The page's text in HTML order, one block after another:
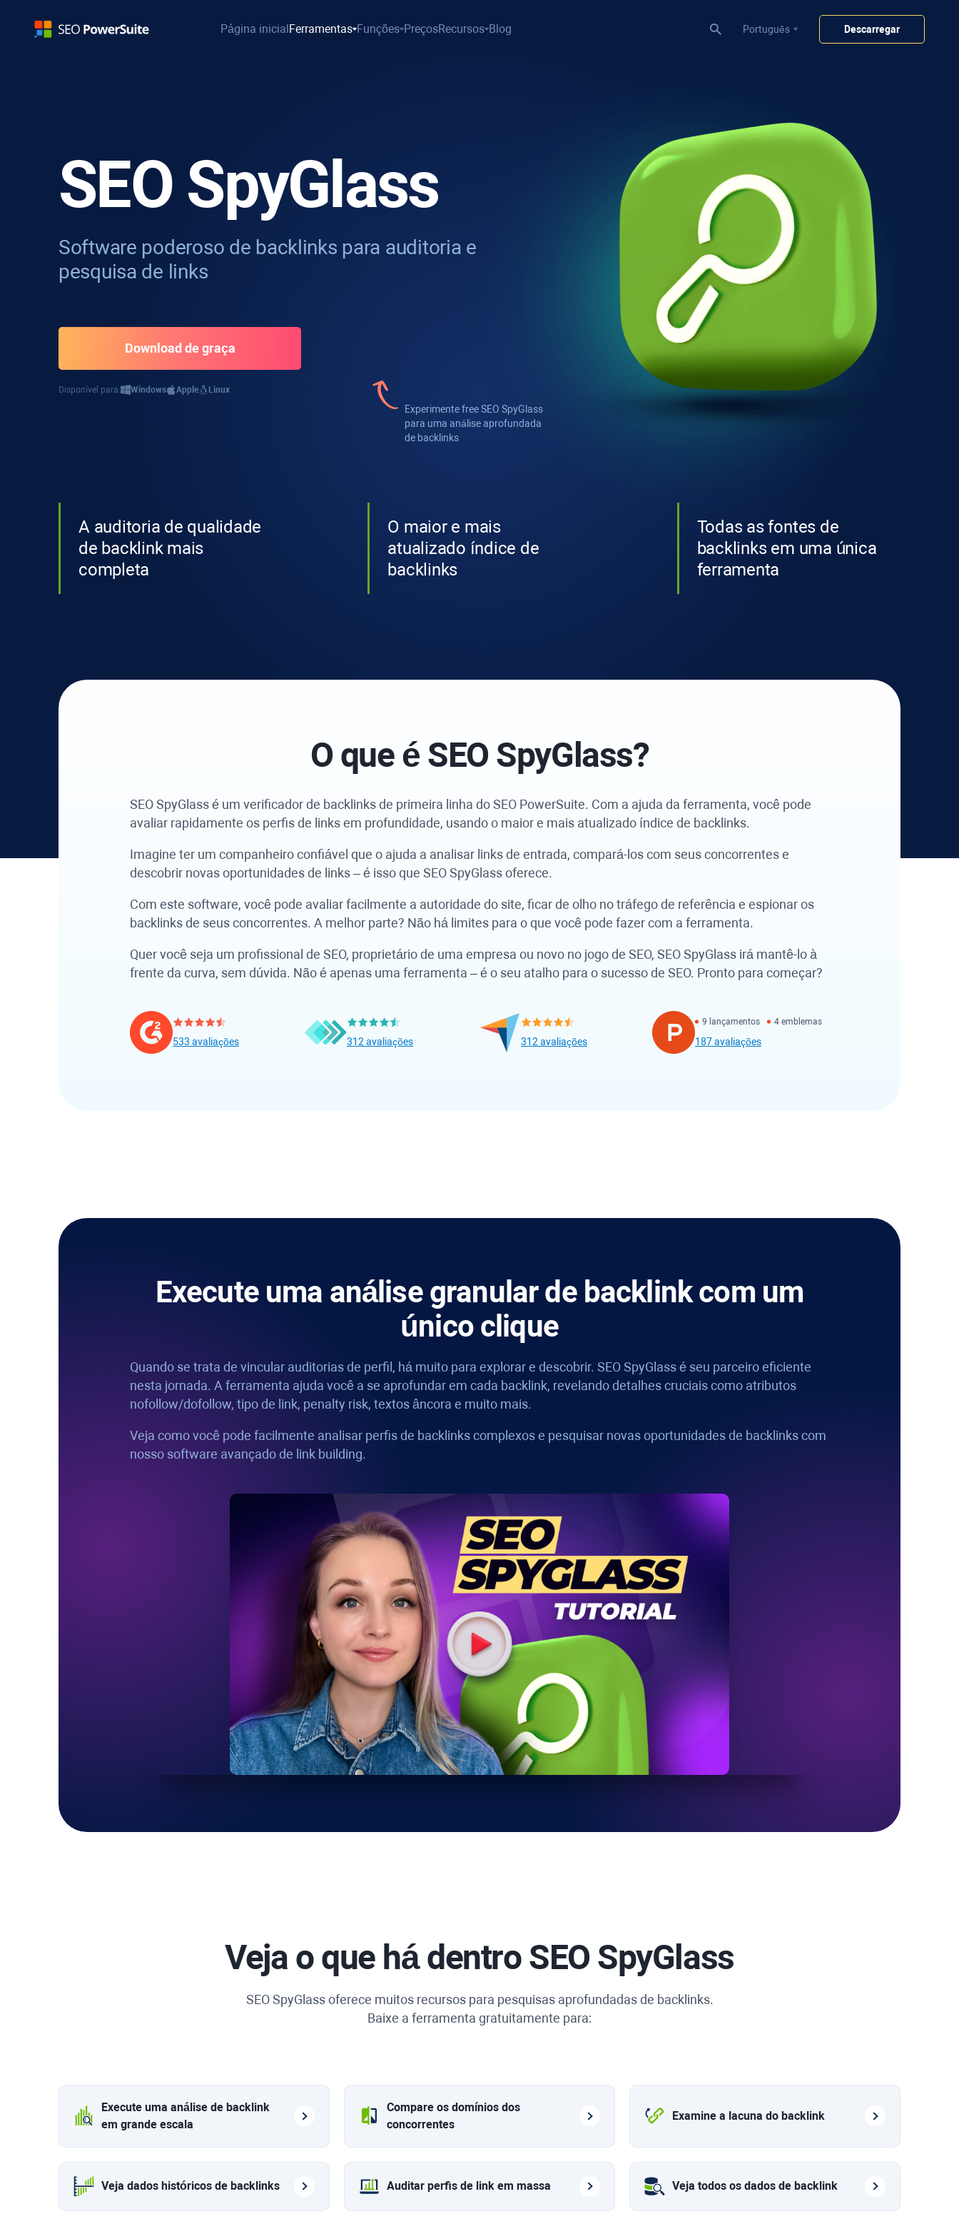
Página inicialFerramentas Funções PreçosRecursos Blog Português Descarregar
SEO SpyGlass
Software poderoso de backlinks para auditoria e
pesquisa de links
Download de graça
Experimentefree SEO SpyGlass
para uma análise aprofundada
de backlinks
Disponível para: Windows Apple Linux
A auditoria de qualidade
de backlink mais
completa
O maior e mais
atualizado índice de
backlinks
Todas as fontes de
backlinks em uma única
ferramenta
O que é SEO SpyGlass?
SEO SpyGlassé um verificador de backlinks de primeira linha doSEO PowerSuite. Com a ajuda da ferramenta, você pode
avaliar rapidamente os perfis de links em profundidade, usando o maior e mais atualizado índice de backlinks.
Imagine ter um companheiro confiável que o ajuda a analisar links de entrada, compará-los com seus concorrentes e
descobrir novas oportunidades de links – é isso que SEO SpyGlassoferece.
Com este software, você pode avaliar facilmente a autoridade do site, ficar de olho no tráfego de referência e espionar os
backlinks de seus concorrentes. A melhor parte? Não há limites para o que você pode fazer com a ferramenta.
Quer você seja um profissional de SEO, proprietário de uma empresa ou novo no jogo de SEO, SEO SpyGlass irá mantê-lo à
frente da curva, sem dúvida. Não é apenas uma ferramenta – é o seu atalho para o sucesso de SEO. Pronto para começar?
533 avaliações 312 avaliações 312 avaliações
9 lançamentos 4 emblemas
187 avaliações
Execute uma análise granular de backlink com um
único clique
Quando se trata de vincular auditorias de perfil, há muito para explorar e descobrir. SEO SpyGlassé seu parceiro eficiente
nesta jornada. A ferramenta ajuda você a se aprofundar em cada backlink, revelando detalhes cruciais como atributos
nofollow/dofollow, tipo de link, penalty risk, textos âncora e muito mais.
Veja como você pode facilmente analisar perfis de backlinks complexos e pesquisar novas oportunidades de backlinks com
nosso software avançado de link building.
Veja o que há dentroSEO SpyGlass
SEO SpyGlassoferece muitos recursos para pesquisas aprofundadas de backlinks.
Baixe a ferramenta gratuitamente para:
Execute uma análise de backlink
em grande escala
Compare os domínios dos
concorrentes
Examine a lacuna do backlink
Veja dados históricos de backlinks Auditar perfis de link em massa Veja todos os dados de backlink